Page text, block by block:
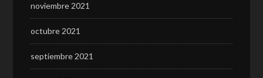
noviembre 2021
octubre 2021
septiembre 2021